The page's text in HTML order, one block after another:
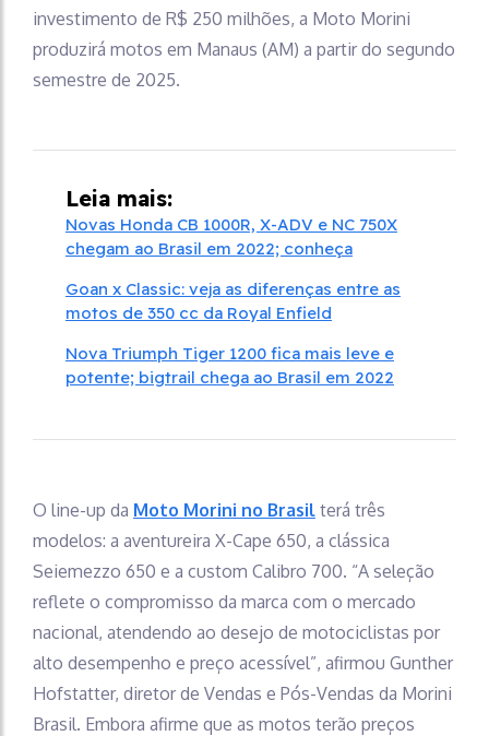
investimento de R$ 250 milhões, a Moto Morini
produzirá motos em Manaus (AM) a partir do segundo
semestre de 2025.
Leia mais:
Novas Honda CB 1000R, X-ADV e NC 750X
chegam ao Brasil em 2022; conheça
Goan x Classic: veja as diferenças entre as
motos de 350 cc da Royal Enfield
Nova Triumph Tiger 1200 fica mais leve e
potente; bigtrail chega ao Brasil em 2022
O line-up da Moto Morini no Brasil terá três
modelos: a aventureira X-Cape 650, a clássica
Seiemezzo 650 e a custom Calibro 700. “A seleção
reflete o compromisso da marca com o mercado
nacional, atendendo ao desejo de motociclistas por
alto desempenho e preço acessível”, afirmou Gunther
Hofstatter, diretor de Vendas e Pós-Vendas da Morini
Brasil. Embora afirme que as motos terão preços